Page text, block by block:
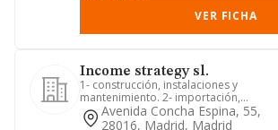
VER FICHA
Income strategy sl.
1- construcción, instalaciones y
mantenimiento. 2- importación,
exportación, comercio al por menor ...
Avenida Concha Espina, 55,
28016, Madrid, Madrid